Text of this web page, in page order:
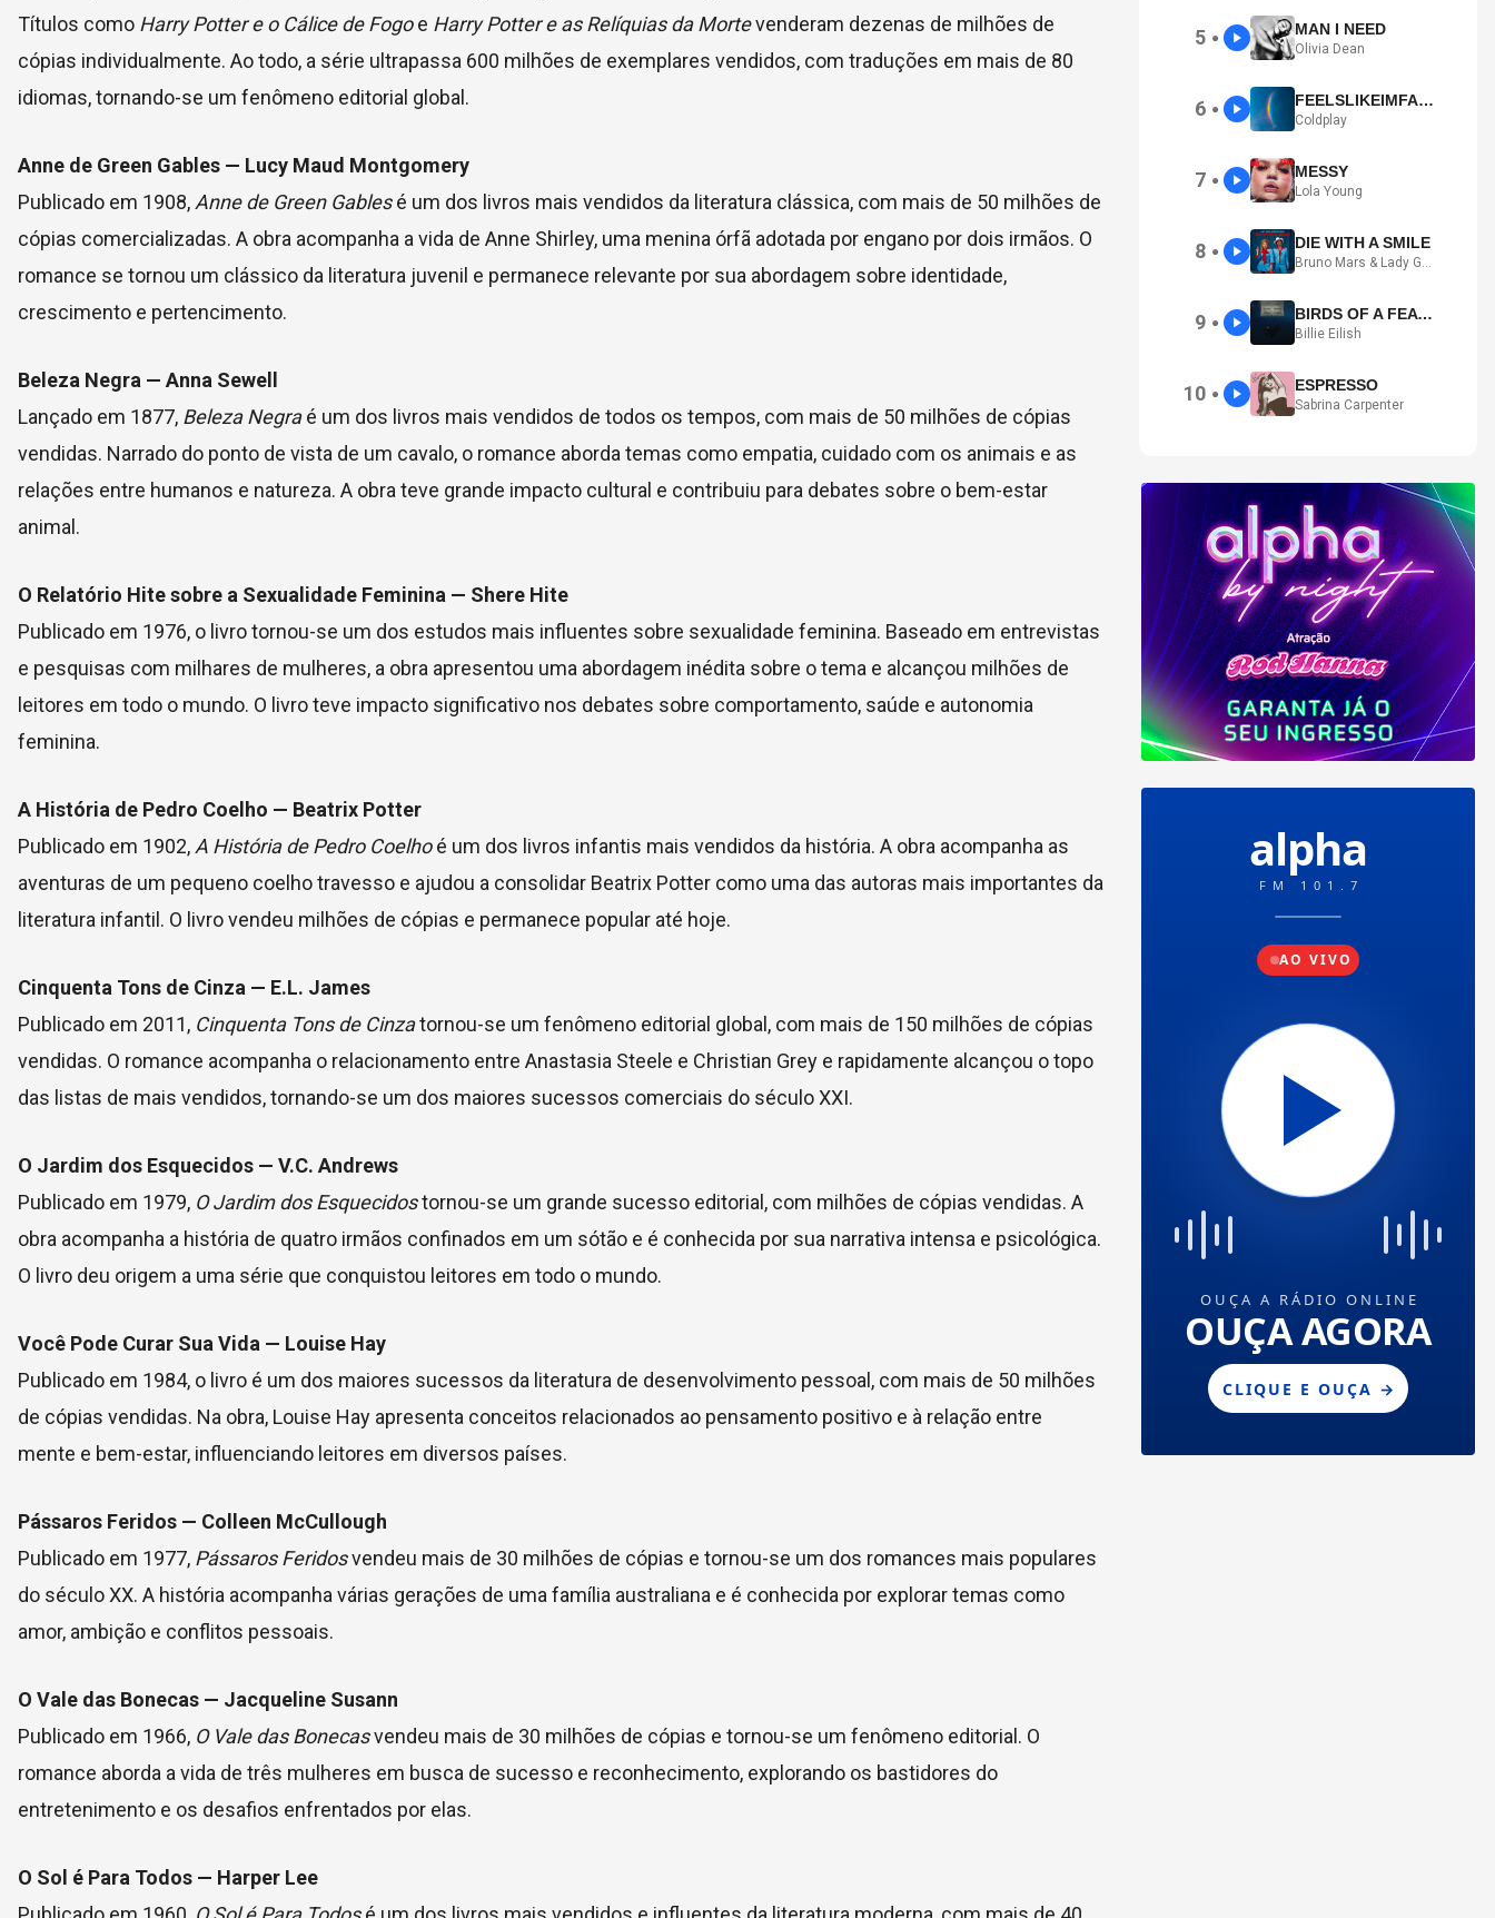
Títulos como Harry Potter e o Cálice de Fogoe Harry Potter e as Relíquias da Mortevenderam dezenas de milhões de
cópias individualmente. Ao todo, a série ultrapassa 600 milhões de exemplares vendidos, com traduções em mais de 80
idiomas, tornando-se um fenômeno editorial global.
Anne de Green Gables — Lucy Maud Montgomery
Publicado em 1908, Anne de Green Gablesé um dos livros mais vendidos da literatura clássica, com mais de 50 milhões de
cópias comercializadas. A obra acompanha a vida de Anne Shirley, uma menina órfã adotada por engano por dois irmãos. O
romance se tornou um clássico da literatura juvenil e permanece relevante por sua abordagem sobre identidade,
crescimento e pertencimento.
Beleza Negra — Anna Sewell
Lançado em 1877, Beleza Negraé um dos livros mais vendidos de todos os tempos, com mais de 50 milhões de cópias
vendidas. Narrado do ponto de vista de um cavalo, o romance aborda temas como empatia, cuidado com os animais e as
relações entre humanos e natureza. A obra teve grande impacto cultural e contribuiu para debates sobre o bem-estar
animal.
O Relatório Hite sobre a Sexualidade Feminina — Shere Hite
Publicado em 1976, o livro tornou-se um dos estudos mais influentes sobre sexualidade feminina. Baseado em entrevistas
e pesquisas com milhares de mulheres, a obra apresentou uma abordagem inédita sobre o tema e alcançou milhões de
leitores em todo o mundo. O livro teve impacto significativo nos debates sobre comportamento, saúde e autonomia
feminina.
A História de Pedro Coelho — Beatrix Potter
Publicado em 1902, A História de Pedro Coelhoé um dos livros infantis mais vendidos da história. A obra acompanha as
aventuras de um pequeno coelho travesso e ajudou a consolidar Beatrix Potter como uma das autoras mais importantes da
literatura infantil. O livro vendeu milhões de cópias e permanece popular até hoje.
Cinquenta Tons de Cinza — E.L. James
Publicado em 2011, Cinquenta Tons de Cinzatornou-se um fenômeno editorial global, com mais de 150 milhões de cópias
vendidas. O romance acompanha o relacionamento entre Anastasia Steele e Christian Grey e rapidamente alcançou o topo
das listas de mais vendidos, tornando-se um dos maiores sucessos comerciais do século XXI.
O Jardim dos Esquecidos — V.C. Andrews
Publicado em 1979, O Jardim dos Esquecidostornou-se um grande sucesso editorial, com milhões de cópias vendidas. A
obra acompanha a história de quatro irmãos confinados em um sótão e é conhecida por sua narrativa intensa e psicológica.
O livro deu origem a uma série que conquistou leitores em todo o mundo.
Você Pode Curar Sua Vida — Louise Hay
Publicado em 1984, o livro é um dos maiores sucessos da literatura de desenvolvimento pessoal, com mais de 50 milhões
de cópias vendidas. Na obra, Louise Hay apresenta conceitos relacionados ao pensamento positivo e à relação entre
mente e bem-estar, influenciando leitores em diversos países.
Pássaros Feridos — Colleen McCullough
Publicado em 1977, Pássaros Feridosvendeu mais de 30 milhões de cópias e tornou-se um dos romances mais populares
do século XX. A história acompanha várias gerações de uma família australiana e é conhecida por explorar temas como
amor, ambição e conflitos pessoais.
O Vale das Bonecas — Jacqueline Susann
Publicado em 1966, O Vale das Bonecasvendeu mais de 30 milhões de cópias e tornou-se um fenômeno editorial. O
romance aborda a vida de três mulheres em busca de sucesso e reconhecimento, explorando os bastidores do
entretenimento e os desafios enfrentados por elas.
O Sol é Para Todos — Harper Lee
5 ● MAN I NEED
Olivia Dean
6 ● FEELSLIKEIMFALLINGINLOVE
Coldplay
7 ● MESSY
Lola Young
8 ● DIE WITH A SMILE
Bruno Mars & Lady Gaga
9 ● BIRDS OF A FEATHER
Billie Eilish
10 ● ESPRESSO
Sabrina Carpenter